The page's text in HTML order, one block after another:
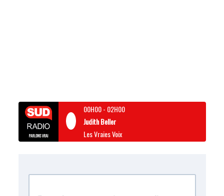
00H00- 02H00
Judith Beller
Les Vraies Voix